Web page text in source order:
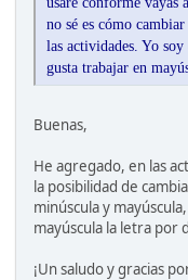
no sé es cómo
las actividades. Yo
gusta trabajar en
Buenas,
He agregado, en las
la posibilidad de
minúscula y
mayúscula la letra por
¡Un saludo y gracias